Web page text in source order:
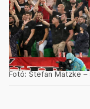
Fotó: Stefan Matzke